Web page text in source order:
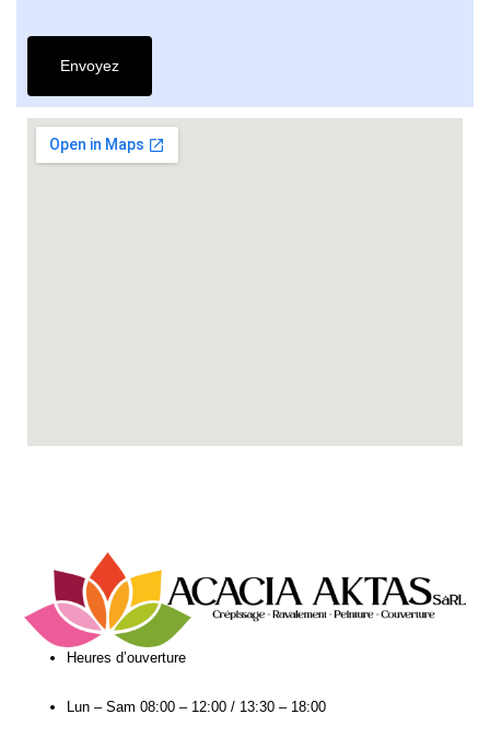
Heures d’ouverture​
Lun – Sam 08:00 – 12:00 / 13:30 – 18:00